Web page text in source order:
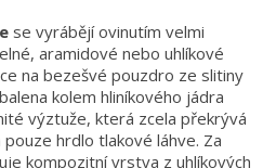
se vyrábějí ovinutím velmi
aramidové nebo uhlíkové
na bezešvé pouzdro ze slitiny
kolem hliníkového jádra
výztuže, která zcela překrývá
hrdlo tlakové láhve. Za
kompozitní vrstva z uhlíkových